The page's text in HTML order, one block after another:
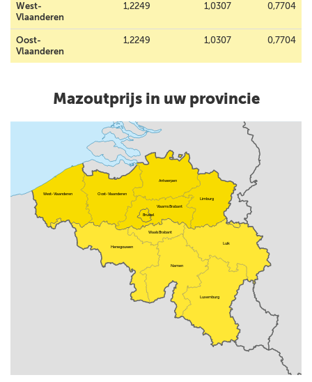
West-
Vlaanderen
1,2249 1,0307 0,7704
Oost-
Vlaanderen
1,2249 1,0307 0,7704
Mazoutprijs in uw provincie
West-Vlaanderen Oost-Vlaanderen
Antwerpen
Vlaams Brabant
Waals Brabant
Henegouwen
Namen
Luik
Luxemburg
Limburg
Brussel